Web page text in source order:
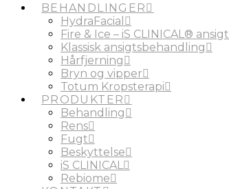
BEHANDLINGER
HydraFacial
Fire & Ice – iS CLINICAL®
Klassisk ansigtsbehandling
Hårfjerning
Bryn og vipper
Totum Kropsterapi
PRODUKTER
Behandling
Rens
Fugt
Beskyttelse
iS CLINICAL
Rebiome